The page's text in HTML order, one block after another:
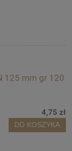
125 mm gr 120
4,75 zł
DO KOSZYKA